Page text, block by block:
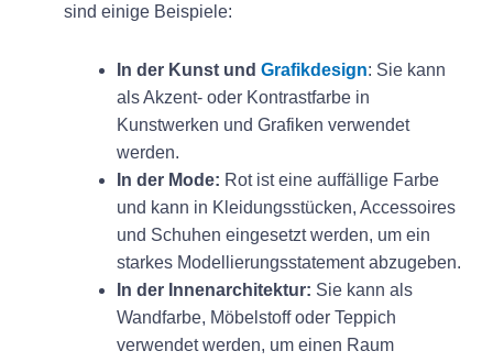
sind einige Beispiele:
In der Kunst und Grafikdesign: Sie kann
als Akzent- oder Kontrastfarbe in
Kunstwerken und Grafiken verwendet
werden.
In der Mode: Rot ist eine auffällige Farbe
und kann in Kleidungsstücken, Accessoires
und Schuhen eingesetzt werden, um ein
starkes Modellierungsstatement abzugeben.
In der Innenarchitektur: Sie kann als
Wandfarbe, Möbelstoff oder Teppich
verwendet werden, um einen Raum